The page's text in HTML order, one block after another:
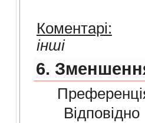
Коментарі:
інші
6.
Відповідно